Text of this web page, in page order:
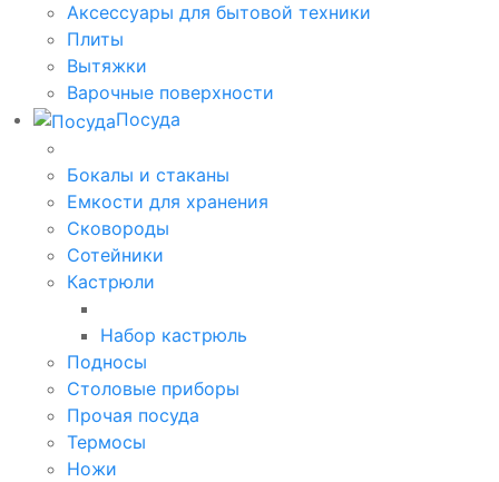
Аксессуары для бытовой техники
Плиты
Вытяжки
Варочные поверхности
Посуда
Бокалы и стаканы
Емкости для хранения
Сковороды
Сотейники
Кастрюли
Набор кастрюль
Подносы
Столовые приборы
Прочая посуда
Термосы
Ножи